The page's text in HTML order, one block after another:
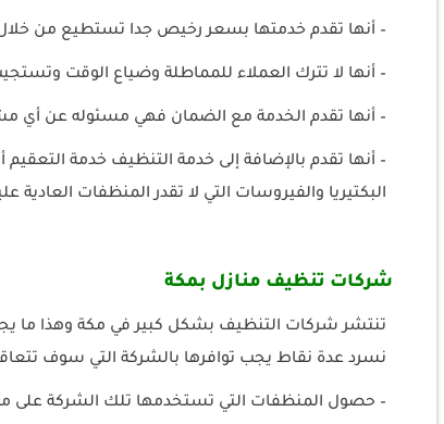
– أنها تقدم خدمتها بسعر رخيص جدا تستطيع من
– أنها لا تترك العملاء للمماطلة وضياع الوقت
– أنها تقدم الخدمة مع الضمان فهي مسئوله عن أي
– أنها تقدم بالإضافة إلى خدمة التنظيف خدمة
البكتيريا والفيروسات التي لا تقدر المنظفات العادية
شركات تنظيف منازل بمكة
تنتشر شركات التنظيف بشكل كبير في مكة وهذا ما
نسرد عدة نقاط يجب توافرها بالشركة التي سوف
– حصول المنظفات التي تستخدمها تلك الشركة على